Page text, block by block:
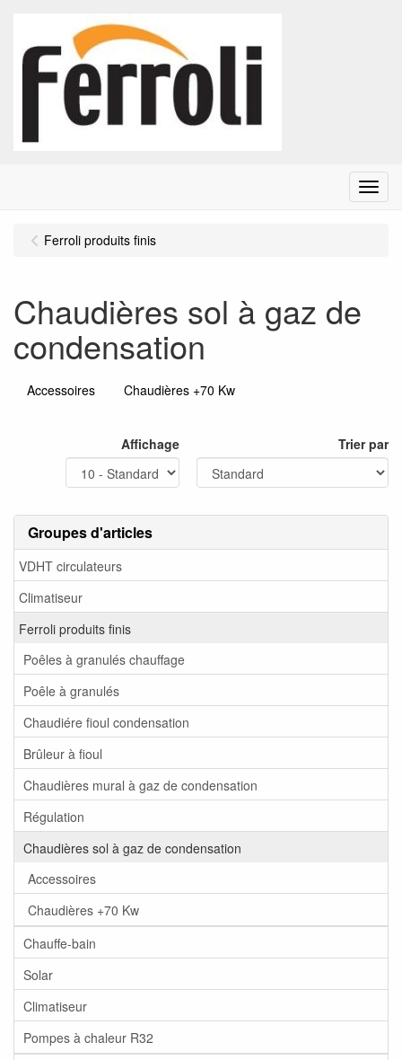
Menu
Groupes d'articles
VDHT circulateurs
Climatiseur
Ferroli produits finis
Poêles à granulés chauffage
Poêle à granulés
Chaudiére fioul condensation
Brûleur à fioul
Chaudières mural à gaz de condensation
Régulation
Chaudières sol à gaz de condensation
Accessoires
Chaudières +70 Kw
Chauffe-bain
Solar
Climatiseur
Pompes à chaleur R32
Ferroli produits finis
Chaudières sol à gaz de
condensation
Accessoires Chaudières +70 Kw
Affichage Trier par